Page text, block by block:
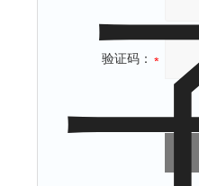
验证码：